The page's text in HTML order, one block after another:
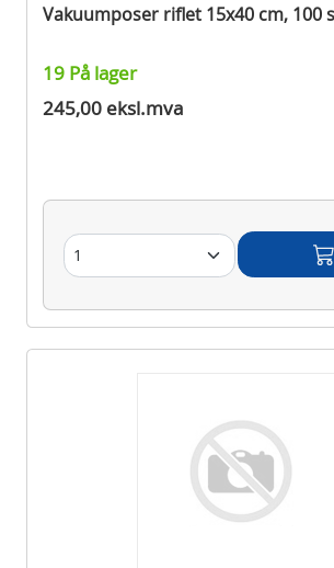
Vakuumposer riflet 15x40 cm, 100
19 På lager
245,00 eksl.mva